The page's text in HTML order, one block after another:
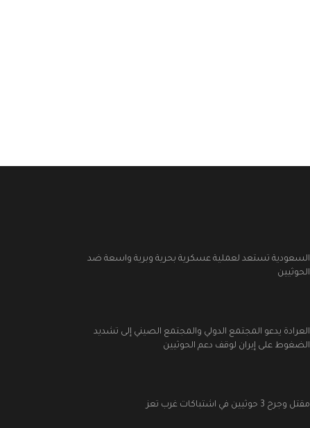
السعودية تستعد لعملية عسكرية بحرية وبرية واسعة ضد
الحوثيين
العرادة يدعو المجتمع الدولي والمجتمع الصيني إلى تشديد
الضغوط على إيران لوقف دعم الحوثيين
مقتل وجرح 3 حوثيين في اشتباكات غرب تعز